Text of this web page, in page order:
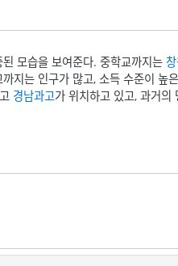
모습을 보여준다. 중학교까지는
지는 인구가 많고, 소득 수준이 높은
경남과고가 위치하고 있고, 과거의